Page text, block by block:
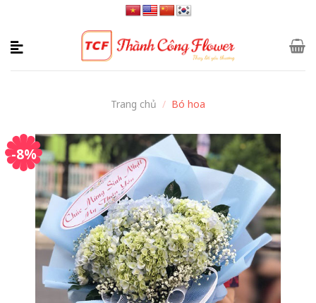
content
Trang chủ / Bó hoa
-8%